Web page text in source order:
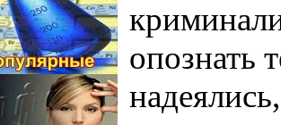
опознать